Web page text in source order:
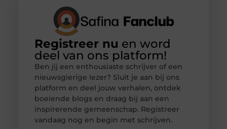
Registreer nu en word
deel van ons platform!
Ben jij een enthousiaste schrijver of een
nieuwsgierige lezer? Sluit je aan bij ons
platform en deel jouw verhalen, ontdek
boeiende blogs en draag bij aan een
inspirerende gemeenschap. Registreer
vandaag nog en begin met schrijven.